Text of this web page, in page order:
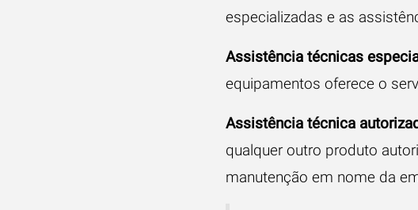
especializadas e as
Assistência técnicas
equipamentos oferece o
Assistência técnica
qualquer outro produto
manutenção em nome da